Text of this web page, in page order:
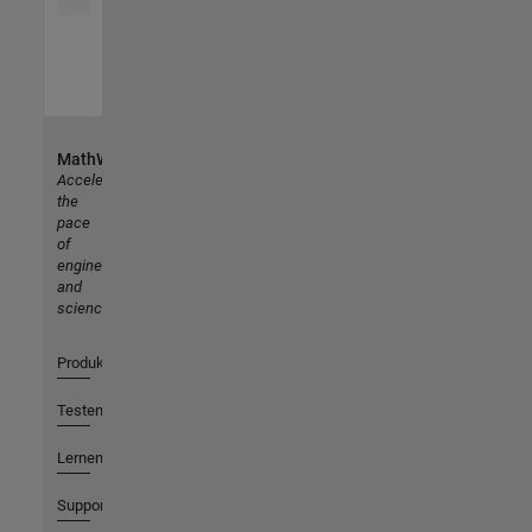
MathWorks
Accelerating
the
pace
of
engineering
and
science
Produkte
Testen oder Kaufen
Lernen
Support